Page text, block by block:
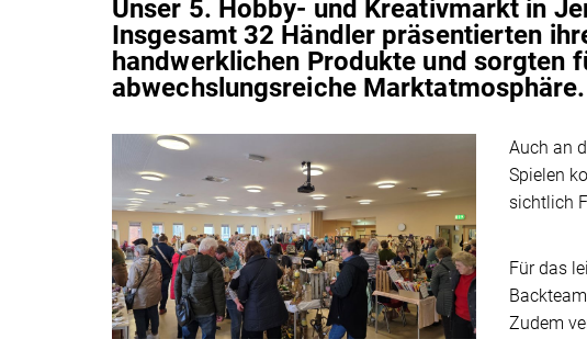
Unser 5. Hobby- und Kreativmarkt in
Insgesamt 32 Händler präsentierten
handwerklichen Produkte und sorgten
abwechslungsreiche Marktatmosphäre.
Auch an
Spielen
sichtlich
Für das
Zudem